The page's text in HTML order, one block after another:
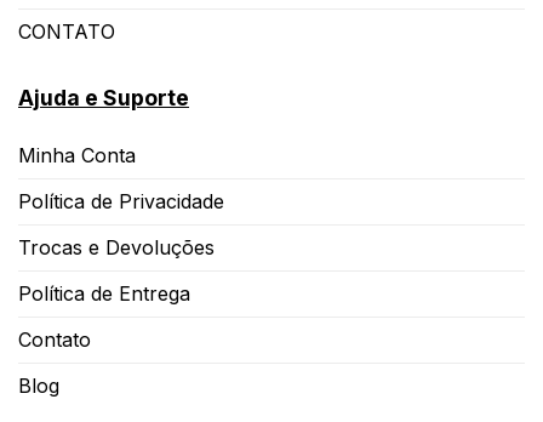
CONTATO
Ajuda e Suporte
Minha Conta
Política de Privacidade
Trocas e Devoluções
Política de Entrega
Contato
Blog